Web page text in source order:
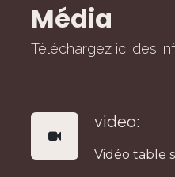
Média
Téléchargez ici des
video:
Vidéo table